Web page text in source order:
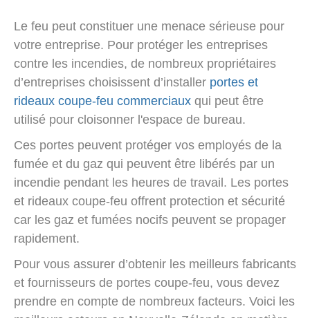
Le feu peut constituer une menace sérieuse pour
votre entreprise. Pour protéger les entreprises
contre les incendies, de nombreux propriétaires
d’entreprises choisissent d’installer portes et
rideaux coupe-feu commerciaux qui peut être
utilisé pour cloisonner l'espace de bureau.
Ces portes peuvent protéger vos employés de la
fumée et du gaz qui peuvent être libérés par un
incendie pendant les heures de travail. Les portes
et rideaux coupe-feu offrent protection et sécurité
car les gaz et fumées nocifs peuvent se propager
rapidement.
Pour vous assurer d’obtenir les meilleurs fabricants
et fournisseurs de portes coupe-feu, vous devez
prendre en compte de nombreux facteurs. Voici les